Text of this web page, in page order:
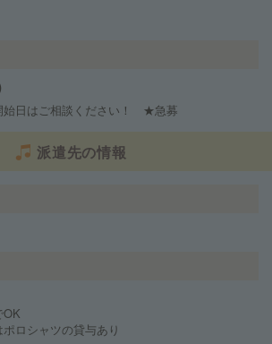
始日はご相談ください！ ★急募
派遣先の情報
ロシャツの貸与あり